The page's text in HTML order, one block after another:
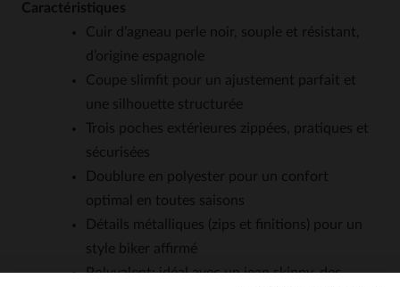
Caractéristiques
Cuir d’agneau perle noir, souple et résistant,
d’origine espagnole
Coupe slimfit pour un ajustement parfait et
une silhouette structurée
Trois poches extérieures zippées, pratiques et
sécurisées
Doublure en polyester pour un confort
optimal en toutes saisons
Détails métalliques (zips et finitions) pour un
style biker affirmé
Polyvalent: idéal avec un jean skinny, des